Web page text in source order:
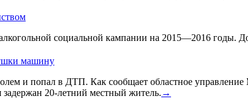
социальной кампании на 2015—2016 годы.
машину
и попал в ДТП. Как сообщает областное
20-летний местный житель. →